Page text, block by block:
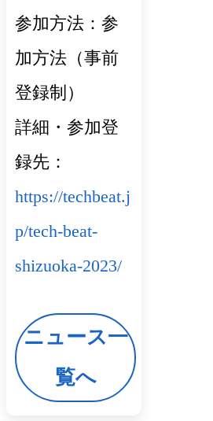
参加方法：参
加方法（事前
登録制）
詳細・参加登
録先：
https://techbeat.j
p/tech-beat-
shizuoka-2023/
ニュース一
覧へ